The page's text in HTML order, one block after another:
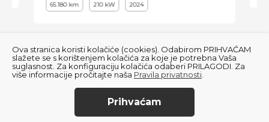
65.180 km 210 kW 2024
© 2022 . All Rights Reserved.
Ova stranica koristi kolačiće (cookies). Odabirom PRIHVAĆAM
slažete se s korištenjem kolačića za koje je potrebna Vaša
suglasnost. Za konfiguraciju kolačića odaberi PRILAGODI. Za
više informacije pročitajte naša Pravila privatnosti
Prihvaćam